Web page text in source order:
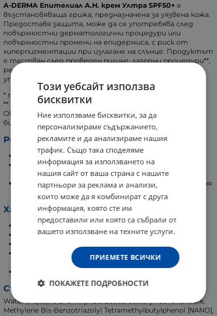
A-DERMA Епителиал A.H. крем Ултра SPF50+ е
възстановяваща грижа, предназначена за уязвена кожа.
Предоставя защита, може да се употребява след
повърхностни дерматологични процедури или
повърхностни промени на епидермиса, с риск от
хиперпигментации при излагане на слънце. Продуктът
е тестван след проведен пилинг, лазерни процедури**,
реепителизирана татуирана кожа. Може да се
употребява върху лице и тяло. За деца и възрастни.
* повърхностните слоеве на епидермиса
** повърхностни дерматологични процеси
ОВЕС RHEALBA* - култивиран съгласно нормите на
биоземеделието
Резултати:
Подпомага възстановяването* на кожата.
Намалява червените и кафяви остатъчни следи
(хиперпигментации след белези).
Успокоява мигновено и защитава кожата през деня
от UV-лъчи при излагане на слънце.
Характеристики:
Без аромати.
Тестван под дерматологичен контрол.
Формулиран с оглед минимизиране риска от
алергични реакции.
Състав:
Water (Aqua), C12-15 Alkyl Benzoate, Cetearyl Isononanoate,
Methylene Bis-Benzotriazolyl Tetramethylbutylphenol [ΝANO],
Този уебсайт използва
бисквитки
Ние използваме бисквитки, за да
персонализираме съдържанието,
рекламите и да анализираме нашия
трафик. Също така споделяме
информация за използването на
нашия сайт от ваша страна с нашите
партньори за реклама и анализи,
които може да я комбинират с друга
информация, която сте им
предоставили или която са събрали от
вашето използване на техните услуги.
ПРИЕМЕТЕ ВСИЧКИ
ПОКАЖЕТЕ ПОДРОБНОСТИ